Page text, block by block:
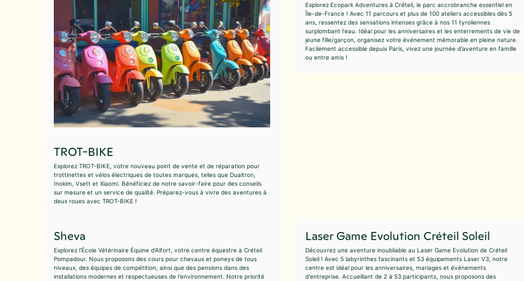
TROT-BIKE
Explorez TROT-BIKE, votre nouveau point de vente et de réparation pour
trottinettes et vélos électriques de toutes marques, telles que Dualtron,
Inokim, Vsett et Xiaomi. Bénéficiez de notre savoir-faire pour des conseils
sur mesure et un service de qualité. Préparez-vous à vivre des aventures à
deux roues avec TROT-BIKE !
Explorez Ecopark Adventures à Créteil, le parc accrobranche essentiel en
Île-de-France ! Avec 11 parcours et plus de 100 ateliers accessibles dès 5
ans, ressentez des sensations intenses grâce à nos 11 tyroliennes
surplombant l'eau. Idéal pour les anniversaires et les enterrements de vie de
jeune fille/garçon, organisez votre événement mémorable en pleine nature.
Facilement accessible depuis Paris, vivez une journée d'aventure en famille
ou entre amis !
Sheva
Explorez l'École Vétérinaire Équine d'Alfort, votre centre équestre à Créteil
Pompadour. Nous proposons des cours pour chevaux et poneys de tous
niveaux, des équipes de compétition, ainsi que des pensions dans des
installations modernes et respectueuses de l'environnement. Notre priorité
Laser Game Evolution Créteil Soleil
Découvrez une aventure inoubliable au Laser Game Evolution de Créteil
Soleil ! Avec 5 labyrinthes fascinants et 53 équipements Laser V3, notre
centre est idéal pour les anniversaires, mariages et événements
d'entreprise. Accueillant de 2 à 53 participants, nous proposons des